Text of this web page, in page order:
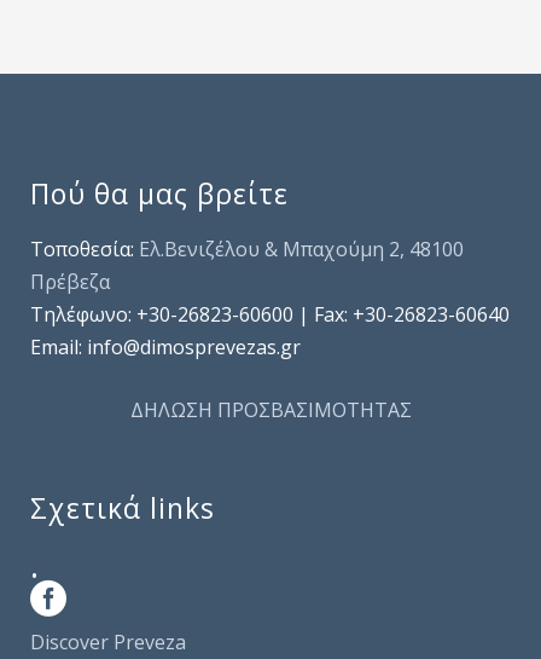
Πού θα μας βρείτε
Τοποθεσία: Ελ.Βενιζέλου & Μπαχούμη 2, 48100
Πρέβεζα
Τηλέφωνo: +30-26823-60600 | Fax: +30-26823-60640
Email: info@dimosprevezas.gr
ΔΗΛΩΣΗ ΠΡΟΣΒΑΣΙΜΟΤΗΤΑΣ
Σχετικά links
.
Discover Preveza